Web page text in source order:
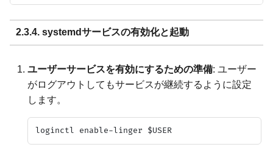
2.3.4. systemdサービスの有効化と起動
ユーザーサービスを有効にするための準備: ユーザー
がログアウトしてもサービスが継続するように設定
します。